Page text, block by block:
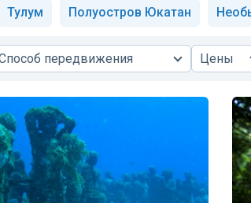
Тулум Полуостров Юкатан
передвижения Цены